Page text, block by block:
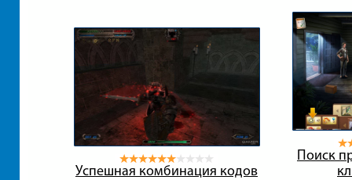
Успешная комбинация кодов
Поиск